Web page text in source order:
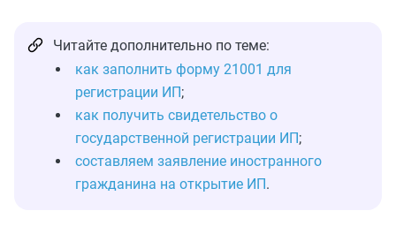
Читайте дополнительно по теме:
как заполнить форму 21001 для
регистрации ИП;
как получить свидетельство о
государственной регистрации ИП;
составляем заявление иностранного
гражданина на открытие ИП.